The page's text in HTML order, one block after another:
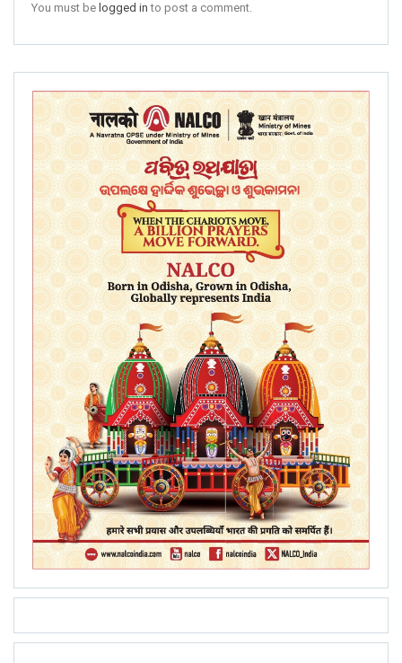
You must be logged in to post a comment.